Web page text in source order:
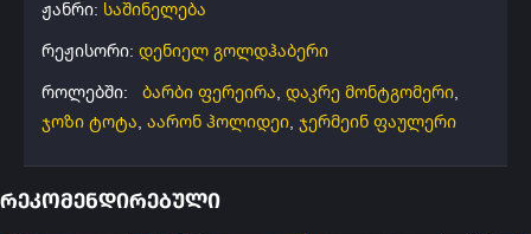
ჟანრი: საშინელება
რეჟისორი: დენიელ გოლდჰაბერი
როლებში:
ბარბი ფერეირა, დაკრე მონტგომერი,
ჯოზი ტოტა, აარონ ჰოლიდეი, ჯერმეინ ფაულერი
რეკომენდირებული